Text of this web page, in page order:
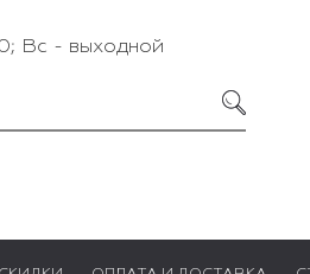
Вс - выходной